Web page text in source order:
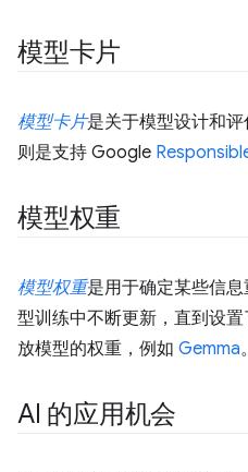
模型卡片
模型卡片是关于模型设计和
则是支持 Google
模型权重
模型权重是用于确定某些信
型训练中不断更新，直到设
放模型的权重，例如 Gemma。
AI 的应用机会